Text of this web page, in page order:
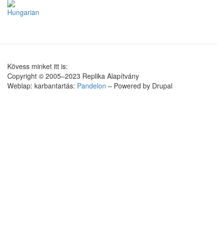
Kövess minket itt is:
Copyright © 2005–2023 Replika Alapítvány
Weblap: karbantartás: Pandelon – Powered by Drupal